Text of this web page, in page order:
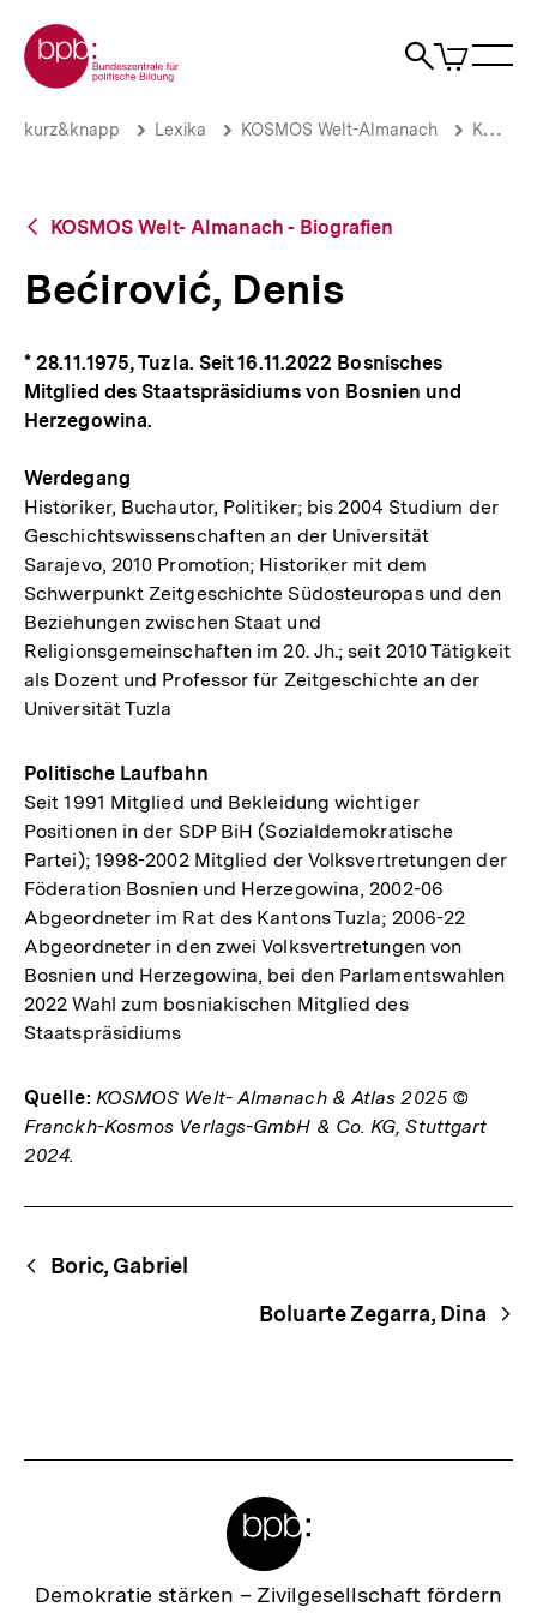
zum
Seiteninhalt
springen
Zur Startseite der bpb
Suche
Artikel
im
Bećirović,
Brotkrümelnavigation
Pfadnavigation
kurz&knapp Lexika KOSMOS Welt-Almanach KOSMOS Welt- Almanach - Biografien
Zurück
Übersicht
KOSMOS Welt- Almanach - Biografien
Bećirović, Denis
* 28.11.1975, Tuzla. Seit 16.11.2022 Bosnisches
Mitglied des Staatspräsidiums von Bosnien und
Herzegowina.
Werdegang
Historiker, Buchautor, Politiker; bis 2004 Studium der
Geschichtswissenschaften an der Universität
Sarajevo, 2010 Promotion; Historiker mit dem
Schwerpunkt Zeitgeschichte Südosteuropas und den
Beziehungen zwischen Staat und
Religionsgemeinschaften im 20. Jh.; seit 2010 Tätigkeit
als Dozent und Professor für Zeitgeschichte an der
Universität Tuzla
Politische Laufbahn
Seit 1991 Mitglied und Bekleidung wichtiger
Positionen in der SDP BiH (Sozialdemokratische
Partei); 1998-2002 Mitglied der Volksvertretungen der
Föderation Bosnien und Herzegowina, 2002-06
Abgeordneter im Rat des Kantons Tuzla; 2006-22
Abgeordneter in den zwei Volksvertretungen von
Bosnien und Herzegowina, bei den Parlamentswahlen
2022 Wahl zum bosniakischen Mitglied des
Staatspräsidiums
Quelle: KOSMOS Welt- Almanach & Atlas 2025 ©
Franckh-Kosmos Verlags-GmbH & Co. KG, Stuttgart
2024.
Begriffsnavigation
Content-
Navigation
Boric, Gabriel
Boluarte Zegarra, Dina
Zur
Demokratie stärken – Zivilgesellschaft fördern